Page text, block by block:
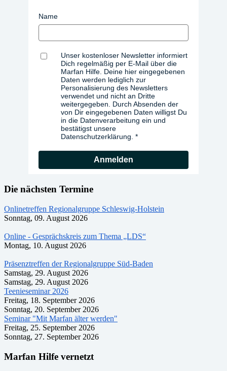
Name
Unser kostenloser Newsletter informiert
Dich regelmäßig per E-Mail über die
Marfan Hilfe. Deine hier eingegebenen
Daten werden lediglich zur
Personalisierung des Newsletters
verwendet und nicht an Dritte
weitergegeben. Durch Absenden der
von Dir eingegebenen Daten willigst Du
in die Datenverarbeitung ein und
bestätigst unsere
Datenschutzerklärung.
Anmelden
Die nächsten Termine
Onlinetreffen Regionalgruppe Schleswig-Holstein
Sonntag, 09. August 2026
Online - Gesprächskreis zum Thema „LDS“
Montag, 10. August 2026
Präsenztreffen der Regionalgruppe Süd-Baden
Samstag, 29. August 2026
Samstag, 29. August 2026
Teenieseminar 2026
Freitag, 18. September 2026
Sonntag, 20. September 2026
Seminar "Mit Marfan älter werden"
Freitag, 25. September 2026
Sonntag, 27. September 2026
Marfan Hilfe vernetzt